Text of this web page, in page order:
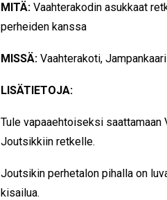
MITÄ:Vaahterakodin asukkaat
perheiden kanssa
MISSÄ:Vaahterakoti,
LISÄTIETOJA:
Tule vapaaehtoiseksi
Joutsikkiin retkelle.
Joutsikin perhetalon pihalla on
kisailua.